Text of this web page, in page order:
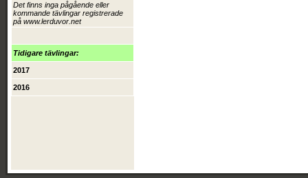
Det finns inga pågående eller
kommande tävlingar registrerade
på www.lerduvor.net
Tidigare tävlingar:
2017
2016